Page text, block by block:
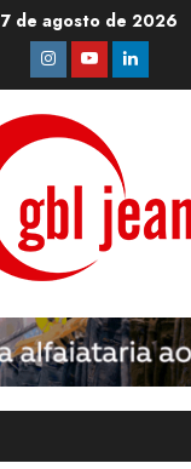
7 de agosto de 2026
Instagram
YoutubeLinkedin